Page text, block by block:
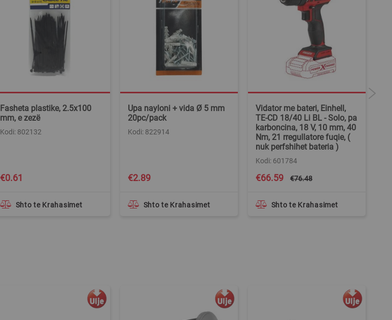
Fasheta plastike, 2.5x100
mm, e zezë
€0.61
Kodi: 802132
Shto te Krahasimet
Upa nayloni + vida Ø 5 mm
20pc/pack
€2.89
Kodi: 822914
Shto te Krahasimet
Vidator me bateri, Einhell,
TE-CD 18/40 Li BL - Solo, pa
karboncina, 18 V, 10 mm, 40
Nm, 21 rregullatore fuqie, (
nuk perfshihet bateria )
Special
Price
€66.59 €76.48
Kodi: 601784
Shto te Krahasimet